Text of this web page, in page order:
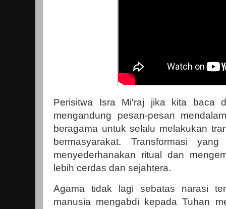
Perisitwa Isra Mi'raj jika kita baca
mengandung pesan-pesan
beragama untuk selalu melakukan
bermasyarakat. Transformasi
menyederhanakan ritual dan
lebih cerdas dan sejahtera.
Agama tidak lagi sebatas narasi
manusia mengabdi kepada Tuhan